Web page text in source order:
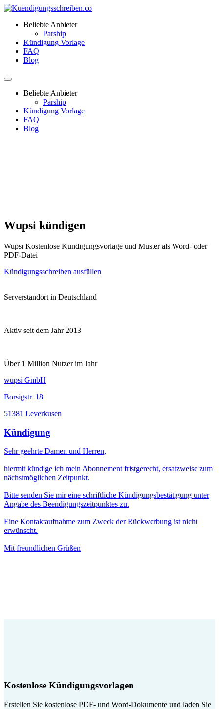
Beliebte Anbieter
Parship
Kündigung Vorlage
FAQ
Blog
Beliebte Anbieter
Parship
Kündigung Vorlage
FAQ
Blog
Wupsi kündigen
Wupsi Kostenlose Kündigungsvorlage und Muster als Word- oder
PDF-Datei
Kündigungsschreiben ausfüllen
Serverstandort in Deutschland
Aktiv seit dem Jahr 2013
Über 1 Million Nutzer im Jahr
wupsi GmbH
Borsigstr. 18
51381 Leverkusen
Kündigung
Sehr geehrte Damen und Herren,
hiermit kündige ich mein Abonnement fristgerecht, ersatzweise zum
nächstmöglichen Zeitpunkt.
Bitte senden Sie mir eine schriftliche Kündigungsbestätigung unter
Angabe des Beendigungszeitpunktes zu.
Eine Kontaktaufnahme zum Zweck der Rückwerbung ist nicht
erwünscht.
Mit freundlichen Grüßen
Kostenlose Kündigungsvorlagen
Erstellen Sie kostenlose PDF- und Word-Dokumente und laden Sie